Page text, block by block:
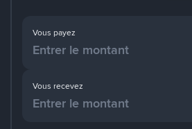
Vous payez
Vous recevez